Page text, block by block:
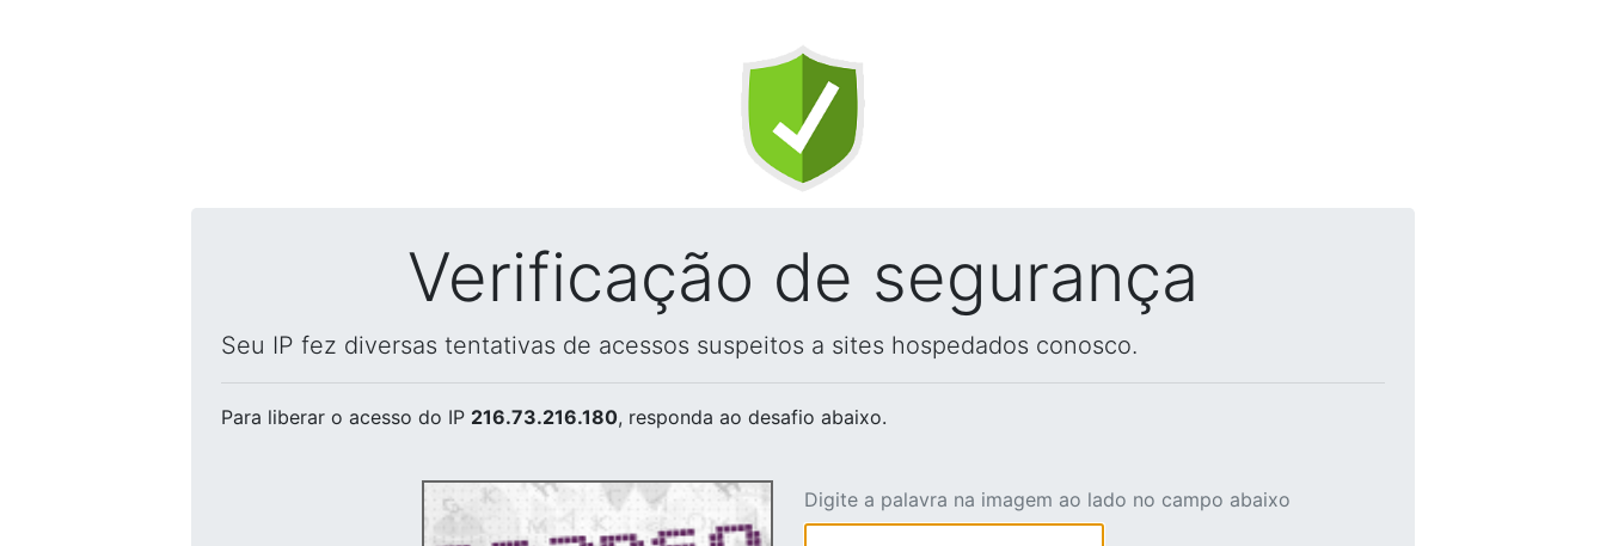
Verificação de segurança
Seu IP fez diversas tentativas de acessos suspeitos a sites hospedados conosco.
Para liberar o acesso do IP 216.73.216.180, responda ao desafio abaixo.
Digite a palavra na imagem ao lado no campo abaixo